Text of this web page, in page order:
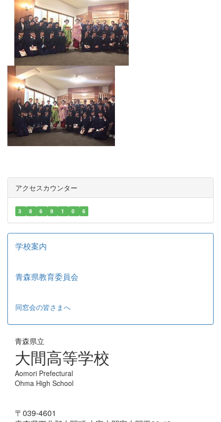
アクセスカウンター
3 8 6 9 1 0 6
学校案内
青森県教育委員会
同窓会の皆さまへ
青森県立
大間高等学校
Aomori Prefectural
Ohma High School
〒039-4601